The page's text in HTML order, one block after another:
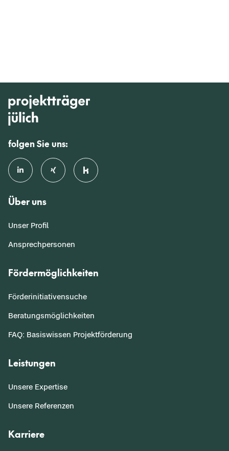
folgen Sie uns:
Über uns
Unser Profil
Ansprechpersonen
Fördermöglichkeiten
Förderinitiativensuche
Beratungsmöglichkeiten
FAQ: Basiswissen Projektförderung
Leistungen
Unsere Expertise
Unsere Referenzen
Karriere